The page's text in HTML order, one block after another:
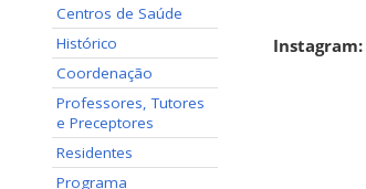
Centros de Saúde
Histórico
Coordenação
Professores, Tutores
e Preceptores
Residentes
Programa
Instagram: